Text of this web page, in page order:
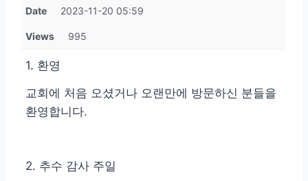
Date 2023-11-20 05:59
Views 995
1. 환영
교회에 처음 오셨거나 오랜만에 방문하신 분들을
환영합니다.
2. 추수 감사 주일